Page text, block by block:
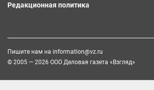
Редакционная политика
Пишите нам на information@vz.ru
© 2005 — 2026 ООО Деловая газета «Взгляд»